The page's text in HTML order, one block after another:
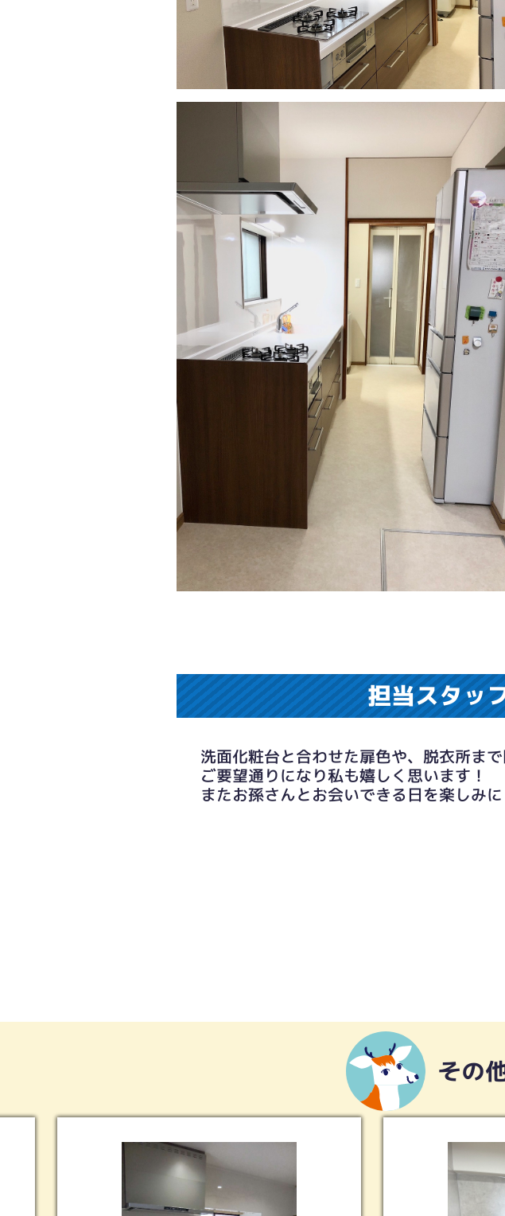
担当スタッ
洗面化粧台と合わせた扉色や、脱衣所ま
ご要望通りになり私も嬉しく思います！
またお孫さんとお会いできる日を楽しみに
その